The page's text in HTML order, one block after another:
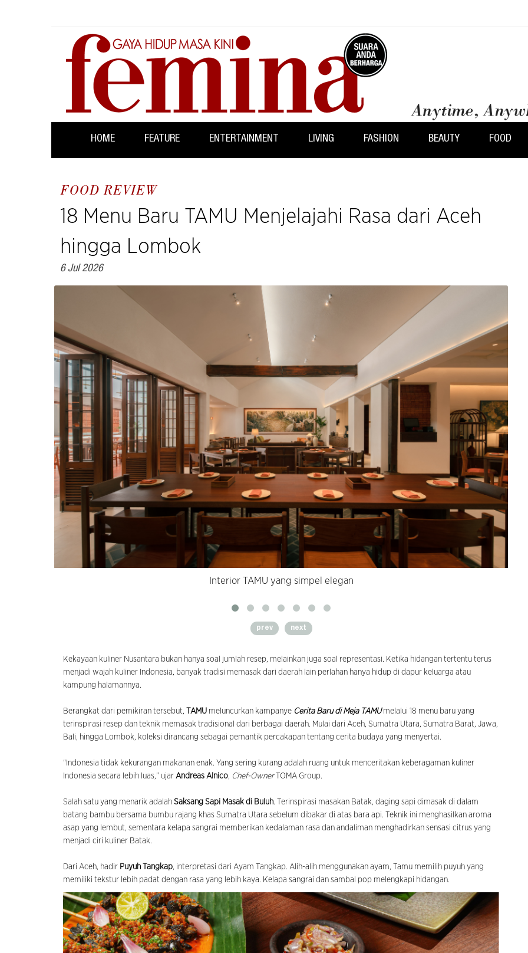
HOME FEATURE ENTERTAINMENT LIVING FASHION BEAUTY FOOD
FOOD REVIEW
18 Menu Baru TAMU Menjelajahi Rasa dari Aceh
hingga Lombok
6 Jul 2026
Interior TAMU yang simpel elegan
prev next
Kekayaan kuliner Nusantara bukan hanya soal jumlah resep, melainkan juga soal representasi. Ketika hidangan tertentu terus
menjadi wajah kuliner Indonesia, banyak tradisi memasak dari daerah lain perlahan hanya hidup di dapur keluarga atau
kampung halamannya.
Berangkat dari pemikiran tersebut, TAMU meluncurkan kampanye Cerita Baru di Meja TAMUmelalui 18 menu baru yang
terinspirasi resep dan teknik memasak tradisional dari berbagai daerah. Mulai dari Aceh, Sumatra Utara, Sumatra Barat, Jawa,
Bali, hingga Lombok, koleksi dirancang sebagai pemantik percakapan tentang cerita budaya yang menyertai.
“Indonesia tidak kekurangan makanan enak. Yang sering kurang adalah ruang untuk menceritakan keberagaman kuliner
Indonesia secara lebih luas,” ujar Andreas Alnico, Chef-OwnerTOMA Group.
Salah satu yang menarik adalah Saksang Sapi Masak di Buluh. Terinspirasi masakan Batak, daging sapi dimasak di dalam
batang bambu bersama bumbu rajang khas Sumatra Utara sebelum dibakar di atas bara api. Teknik ini menghasilkan aroma
asap yang lembut, sementara kelapa sangrai memberikan kedalaman rasa dan andaliman menghadirkan sensasi citrus yang
menjadi ciri kuliner Batak.
Dari Aceh, hadir Puyuh Tangkap, interpretasi dari Ayam Tangkap. Alih-alih menggunakan ayam, Tamu memilih puyuh yang
memiliki tekstur lebih padat dengan rasa yang lebih kaya. Kelapa sangrai dan sambal pop melengkapi hidangan.